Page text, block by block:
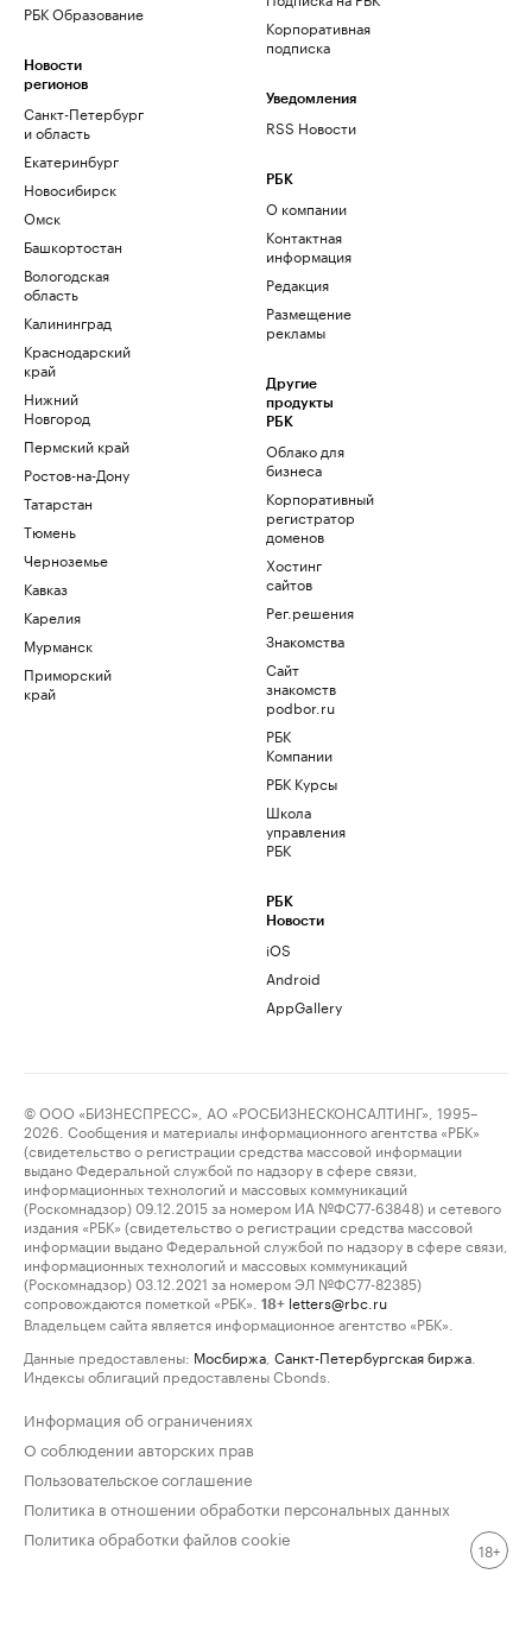
РБК Образование
Новости
регионов
Санкт-Петербург
и область
Екатеринбург
Новосибирск
Омск
Башкортостан
Вологодская
область
Калининград
Краснодарский
край
Нижний
Новгород
Пермский край
Ростов-на-Дону
Татарстан
Тюмень
Черноземье
Кавказ
Карелия
Мурманск
Приморский
край
Корпоративная
подписка
Уведомления
RSS Новости
РБК
О компании
Контактная
информация
Редакция
Размещение
рекламы
Другие
продукты
РБК
Облако для
бизнеса
Корпоративный
регистратор
доменов
Хостинг
сайтов
Рег.решения
Знакомства
Сайт
знакомств
podbor.ru
РБК
Компании
РБК Курсы
Школа
управления
РБК
РБК
Новости
iOS
Android
AppGallery
© ООО «БИЗНЕСПРЕСС», АО «РОСБИЗНЕСКОНСАЛТИНГ», 1995–
2026. Сообщения и материалы информационного агентства «РБК»
(свидетельство о регистрации средства массовой информации
выдано Федеральной службой по надзору в сфере связи,
информационных технологий и массовых коммуникаций
(Роскомнадзор) 09.12.2015 за номером ИА №ФС77-63848) и сетевого
издания «РБК» (свидетельство о регистрации средства массовой
информации выдано Федеральной службой по надзору в сфере связи,
информационных технологий и массовых коммуникаций
(Роскомнадзор) 03.12.2021 за номером ЭЛ №ФС77-82385)
сопровождаются пометкой «РБК».
18+ letters@rbc.ru
Владельцем сайта является информационное агентство «РБК».
Данные предоставлены: Мосбиржа Санкт-Петербургская биржа
Индексы облигаций предоставлены Cbonds.
Информация об ограничениях
О соблюдении авторских прав
Пользовательское соглашение
Политика в отношении обработки персональных данных
Политика обработки файлов cookie
18+